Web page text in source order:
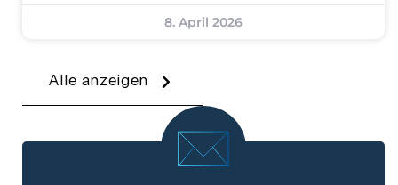
8. April 2026
Alle anzeigen